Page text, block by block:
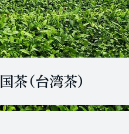
茶（台湾茶）